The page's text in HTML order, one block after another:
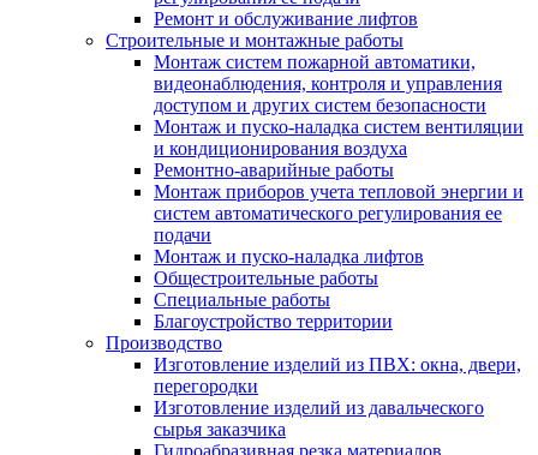
Ремонт и обслуживание лифтов
Строительные и монтажные работы
Монтаж систем пожарной автоматики,
видеонаблюдения, контроля и управления
доступом и других систем безопасности
Монтаж и пуско-наладка систем вентиляции
и кондиционирования воздуха
Ремонтно-аварийные работы
Монтаж приборов учета тепловой энергии и
систем автоматического регулирования ее
подачи
Монтаж и пуско-наладка лифтов
Общестроительные работы
Специальные работы
Благоустройство территории
Производство
Изготовление изделий из ПВХ: окна, двери,
перегородки
Изготовление изделий из давальческого
сырья заказчика
Гидроабразивная резка материалов